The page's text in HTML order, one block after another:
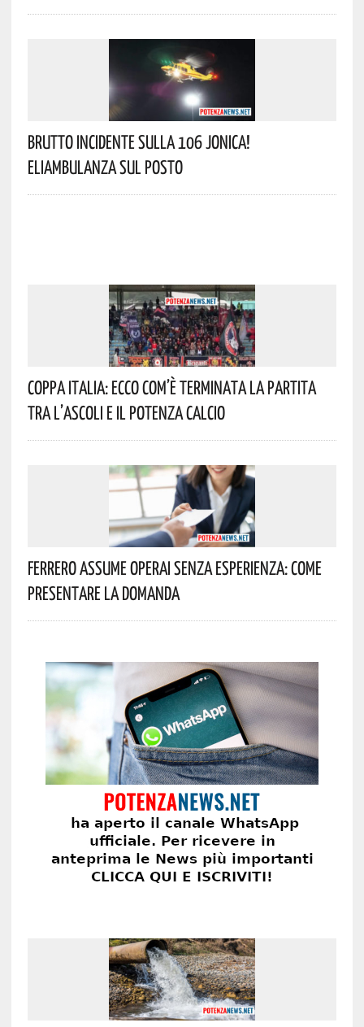
Brutto Incidente Sulla 106 Jonica!
Eliambulanza Sul Posto
Coppa Italia: Ecco Com’è Terminata La Partita
Tra L’Ascoli E Il Potenza Calcio
Ferrero Assume Operai Senza Esperienza: Come
Presentare La Domanda